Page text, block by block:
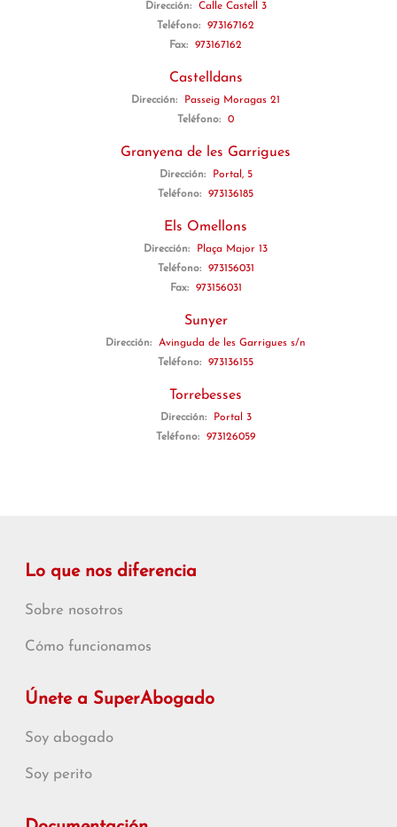
Dirección:
Calle Castell 3
Teléfono:
973167162
Fax:
973167162
Castelldans
Dirección:
Passeig Moragas 21
Teléfono:
0
Granyena de les Garrigues
Dirección:
Portal, 5
Teléfono:
973136185
Els Omellons
Dirección:
Plaça Major 13
Teléfono:
973156031
Fax:
973156031
Sunyer
Dirección:
Avinguda de les Garrigues s/n
Teléfono:
973136155
Torrebesses
Dirección:
Portal 3
Teléfono:
973126059
Lo que nos diferencia
Sobre nosotros
Cómo funcionamos
Únete a SuperAbogado
Soy abogado
Soy perito